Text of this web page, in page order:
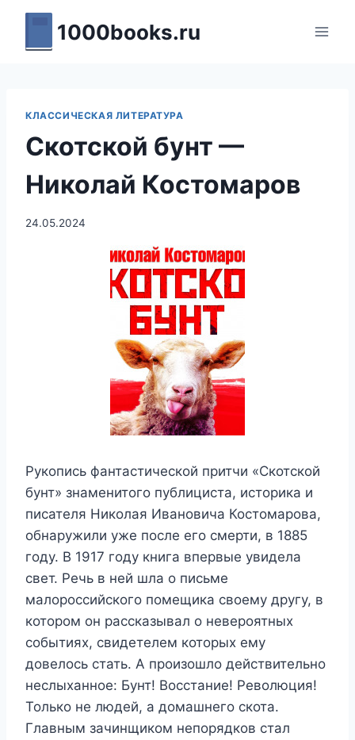
Перейти
содержимому
1000books.ru
КЛАССИЧЕСКАЯ ЛИТЕРАТУРА
Скотской бунт —
Николай Костомаров
24.05.2024
Рукопись фантастической притчи «Скотской
бунт» знаменитого публициста, историка и
писателя Николая Ивановича Костомарова,
обнаружили уже после его смерти, в 1885
году. В 1917 году книга впервые увидела
свет. Речь в ней шла о письме
малороссийского помещика своему другу, в
котором он рассказывал о невероятных
событиях, свидетелем которых ему
довелось стать. А произошло действительно
неслыханное: Бунт! Восстание! Революция!
Только не людей, а домашнего скота.
Главным зачинщиком непорядков стал